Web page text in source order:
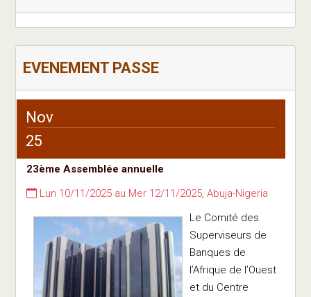
EVENEMENT PASSE
Nov
25
23ème Assemblée annuelle
Lun 10/11/2025 au Mer 12/11/2025, Abuja-Nigeria
Le Comité des
Superviseurs de
Banques de
l’Afrique de l’Ouest
et du Centre